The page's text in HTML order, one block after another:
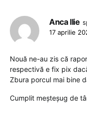
Anca Ilie
17 aprilie
Nouă ne-au zis că
respectivă e fix pix
Zbura porcul mai bine
Cumplit meșteșug de